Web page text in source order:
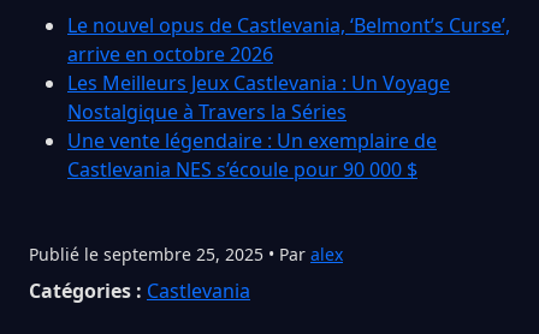
Le nouvel opus de Castlevania, ‘Belmont’s Curse’,
arrive en octobre 2026
Les Meilleurs Jeux Castlevania : Un Voyage
Nostalgique à Travers la Séries
Une vente légendaire : Un exemplaire de
Castlevania NES s’écoule pour 90 000 $
Publié le septembre 25, 2025 • Par alex
Catégories : Castlevania